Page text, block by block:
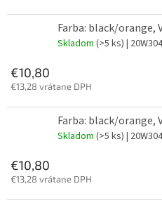
Farba: black/orange,
Skladom (>5 ks) |
€10,80
€13,28 vrátane DPH
Farba: black/orange,
Skladom (>5 ks) |
€10,80
€13,28 vrátane DPH